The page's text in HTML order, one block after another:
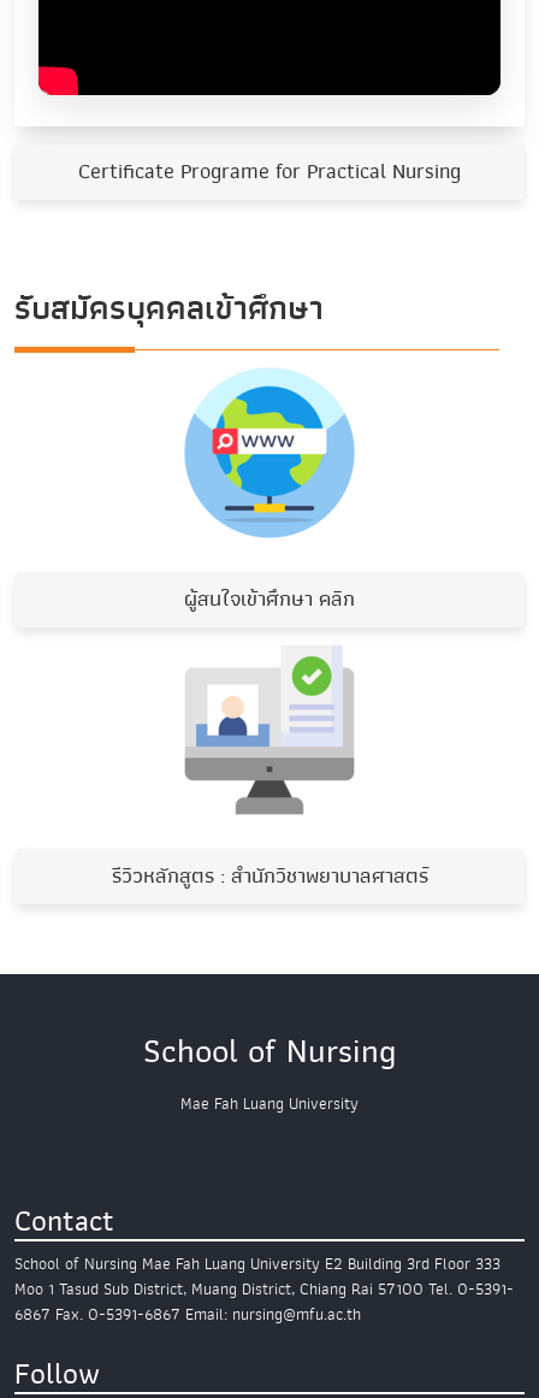
Certificate Programe for Practical Nursing
รับสมัครบุคคลเข้าศึกษา
ผู้สนใจเข้าศึกษา คลิก
รีวิวหลักสูตร : สำนักวิชาพยาบาลศาสตร์
School of Nursing
Mae Fah Luang University
Contact
School of Nursing Mae Fah Luang University E2 Building 3rd Floor 333
Moo 1 Tasud Sub District, Muang District, Chiang Rai 57100 Tel. 0-5391-
6867 Fax. 0-5391-6867 Email: nursing@mfu.ac.th
Follow